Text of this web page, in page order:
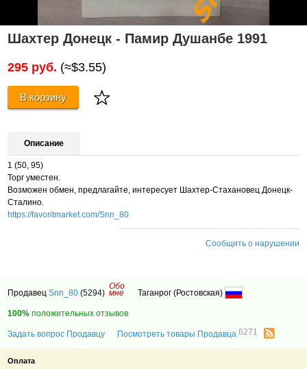
Шахтер Донецк - Памир Душанбе 1991
295 руб. (≈$3.55)
В корзину
Описание
1 (50, 95)
Торг уместен.
Возможен обмен, предлагайте, интересует Шахтер-Стахановец Донецк-
Сталино.
https://favoritmarket.com/Snn_80
Сообщить о нарушении
ПродавецSnn_80 (5294)
Обо
мне Таганрог (Ростовская)
100% положительных отзывов
Задать вопрос Продавцу Посмотреть товары Продавца6271
Оплата